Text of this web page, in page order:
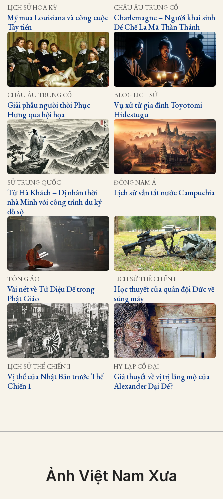
LỊCH SỬ HOA KỲ
Mỹ mua Louisiana và công cuộc
Tây tiến
CHÂU ÂU TRUNG CỔ
Charlemagne – Người khai sinh
Đế Chế La Mã Thần Thánh
CHÂU ÂU TRUNG CỔ
Giải phẫu người thời Phục
Hưng qua hội họa
BLOG LỊCH SỬ
Vụ xử tử gia đình Toyotomi
Hidestugu
SỬ TRUNG QUỐC
Từ Hà Khách – Dị nhân thời
nhà Minh với công trình du ký
đồ sộ
ĐÔNG NAM Á
Lịch sử vắn tắt nước Campuchia
TÔN GIÁO
Vài nét về Tứ Diệu Đế trong
Phật Giáo
LỊCH SỬ THẾ CHIẾN II
Học thuyết của quân đội Đức về
súng máy
LỊCH SỬ THẾ CHIẾN II
Vị thế của Nhật Bản trước Thế
Chiến 1
HY LẠP CỔ ĐẠI
Giả thuyết về vị trị lăng mộ của
Alexander Đại Đế?
Ảnh Việt Nam Xưa